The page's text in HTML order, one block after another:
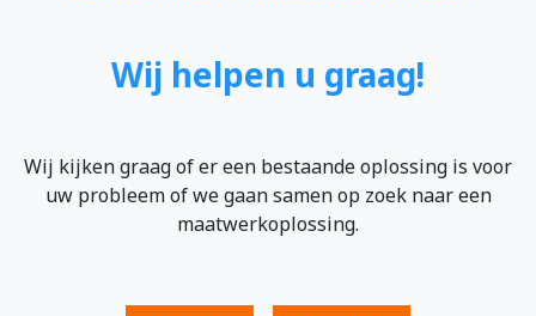
Wij helpen u graag!
Wij kijken graag of er een bestaande oplossing is voor
uw probleem of we gaan samen op zoek naar een
maatwerkoplossing.